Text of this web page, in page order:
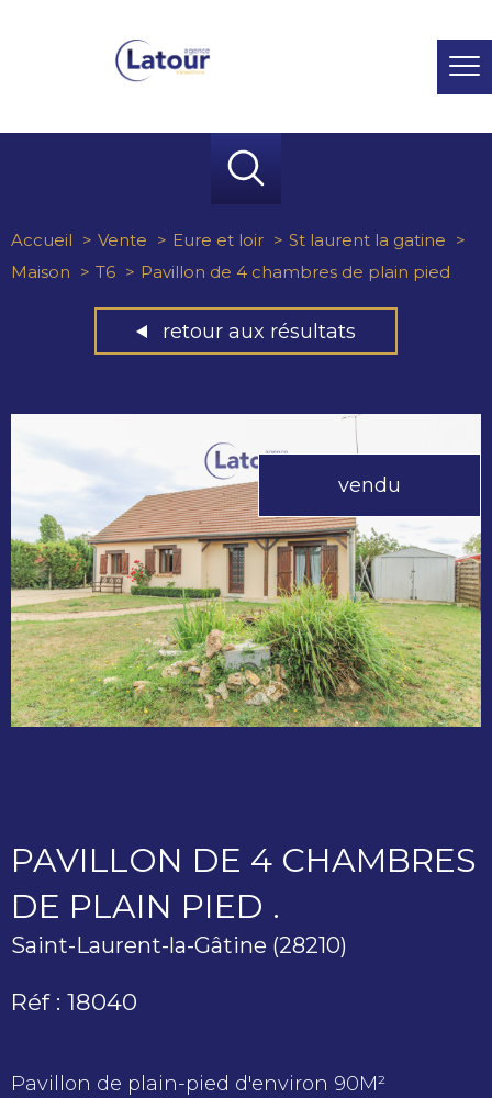
Accueil Vente Eure et loir
St laurent la gatine
Maison
T6 Pavillon de 4 chambres de plain pied
retour aux résultats
vendu
PAVILLON DE 4 CHAMBRES
DE PLAIN PIED .
Saint-Laurent-la-Gâtine (28210)
Réf : 18040
Pavillon de plain-pied d'environ 90M²